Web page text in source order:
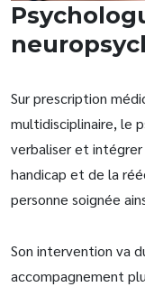
Sur prescription
multidisciplinaire, le
verbaliser et intégrer
handicap et de la
personne soignée
Son intervention va
accompagnement